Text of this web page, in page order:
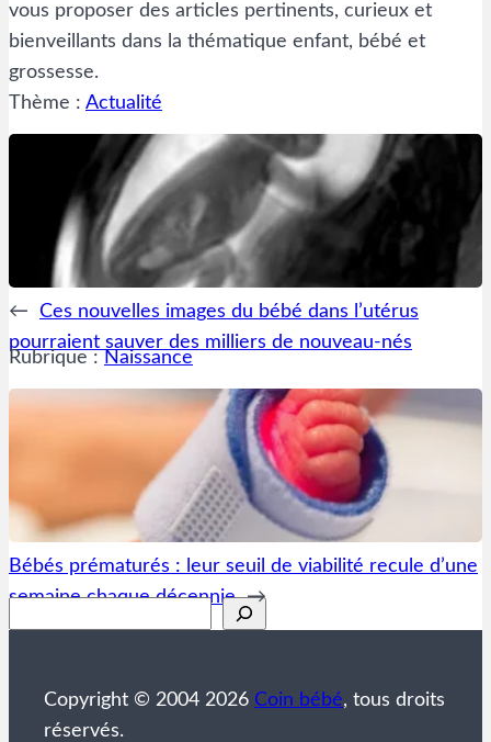
vous proposer des articles pertinents, curieux et
bienveillants dans la thématique enfant, bébé et
grossesse.
Thème : Actualité
←
Ces nouvelles images du bébé dans l’utérus
pourraient sauver des milliers de nouveau-nés
Rubrique : Naissance
Bébés prématurés : leur seuil de viabilité recule d’une
semaine chaque décennie →
Copyright © 2004 2026 Coin bébé, tous droits
réservés.